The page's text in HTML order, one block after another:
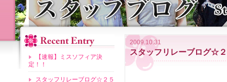
2009.10.31
スタッフリレーブログ☆
【速報】ミスソフィア決
定！！
スタッフリレーブログ☆２５